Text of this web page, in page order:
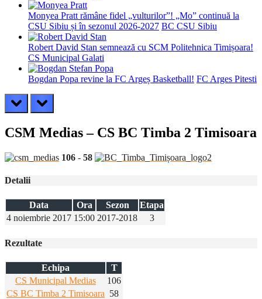
Monyea Pratt rămâne fidel „vulturilor”! „Mo” continuă la
CSU Sibiu și în sezonul 2026-2027 BC CSU Sibiu
Robert David Stan semnează cu SCM Politehnica Timișoara!
CS Municipal Galati
Bogdan Popa revine la FC Argeș Basketball! FC Arges Pitesti
prev next
CSM Medias – CS BC Timba 2 Timisoara
106 - 58
Detalii
Data Ora Sezon
Etapa
4 noiembrie 2017 15:00 2017-2018 3
Rezultate
Echipa
T
CS Municipal Medias
106
CS BC Timba 2 Timisoara 58